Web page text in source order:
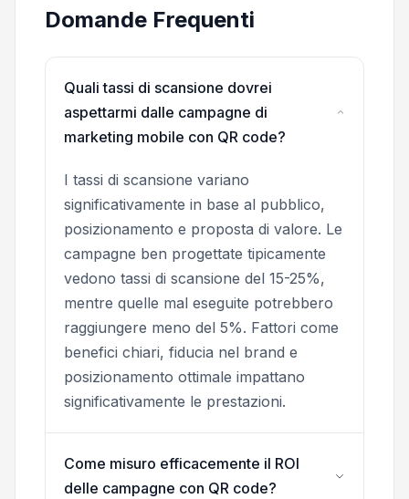
Domande Frequenti
Quali tassi di scansione dovrei
aspettarmi dalle campagne di
marketing mobile con QR code?
I tassi di scansione variano
significativamente in base al pubblico,
posizionamento e proposta di valore. Le
campagne ben progettate tipicamente
vedono tassi di scansione del 15-25%,
mentre quelle mal eseguite potrebbero
raggiungere meno del 5%. Fattori come
benefici chiari, fiducia nel brand e
posizionamento ottimale impattano
significativamente le prestazioni.
Come misuro efficacemente il ROI
delle campagne con QR code?